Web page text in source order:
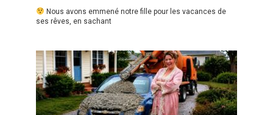
Nous avons emmené notre fille pour les vacances de
ses rêves, en sachant